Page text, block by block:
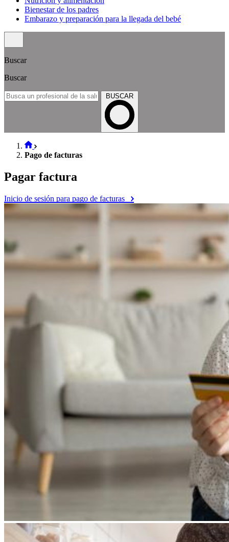
Bienestar de los padres
Embarazo y preparación para la llegada del bebé
Buscar
Buscar
BUSCAR
Pago de facturas
Pagar factura
Inicio de sesión para pago de facturas